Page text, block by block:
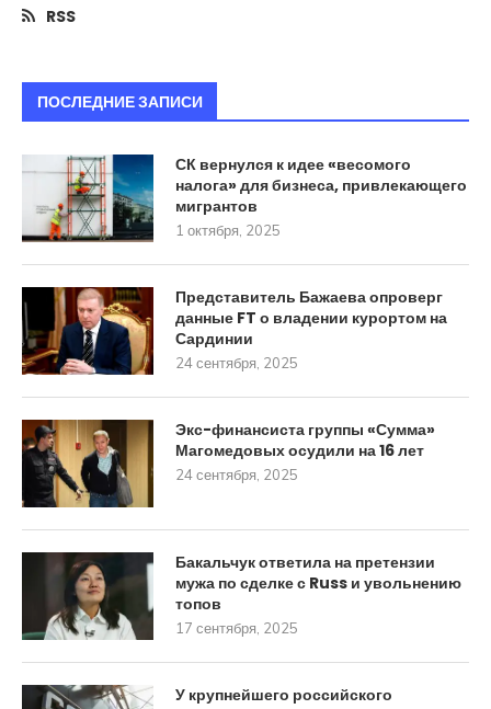
RSS
ПОСЛЕДНИЕ ЗАПИСИ
СК вернулся к идее «весомого
налога» для бизнеса, привлекающего
мигрантов
1 октября, 2025
Представитель Бажаева опроверг
данные FT о владении курортом на
Сардинии
24 сентября, 2025
Экс-финансиста группы «Сумма»
Магомедовых осудили на 16 лет
24 сентября, 2025
Бакальчук ответила на претензии
мужа по сделке с Russ и увольнению
топов
17 сентября, 2025
У крупнейшего российского